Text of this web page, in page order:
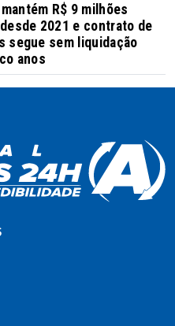
mantém R$ 9 milhões
2021 e contrato de
segue sem liquidação
anos